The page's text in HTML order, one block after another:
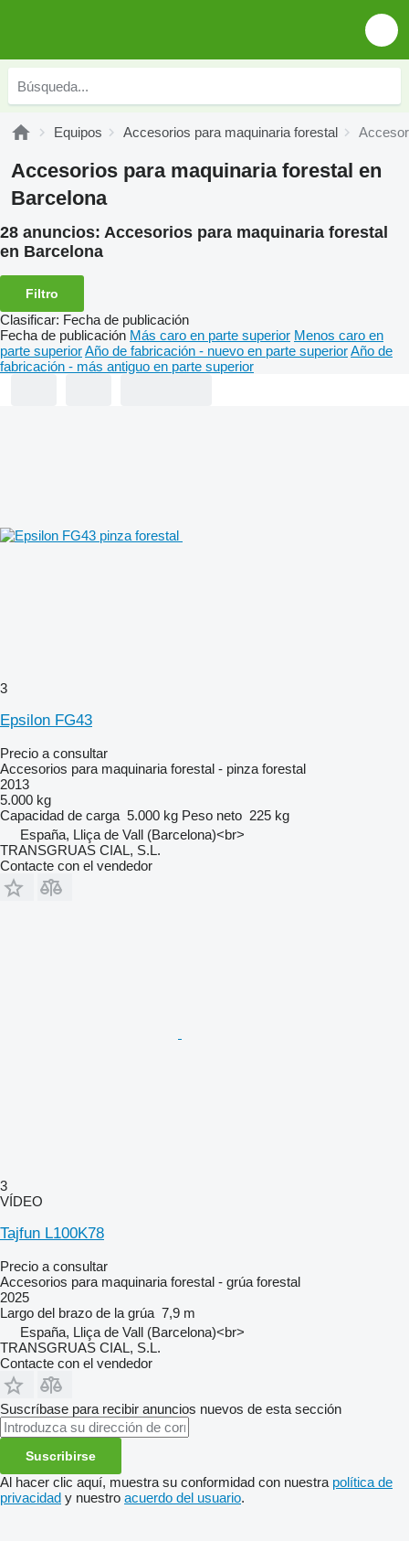
Equipos Accesorios para maquinaria forestal
Accesorios para maquinaria forestal en
Barcelona
28 anuncios: Accesorios para maquinaria forestal
en Barcelona
Filtro
Clasificar: Fecha de publicación
Fecha de publicación Más caro en parte superior Menos caro en
parte superiorAño de fabricación - nuevo en parte superiorAño de
fabricación - más antiguo en parte superior
3
Epsilon FG43
Precio a consultar
Accesorios para maquinaria forestal - pinza forestal
2013
5.000 kg
Capacidad de carga 5.000 kg Peso neto 225 kg
España, Lliça de Vall (Barcelona)<br>
TRANSGRUAS CIAL, S.L.
Contacte con el vendedor
3
VÍDEO
Tajfun L100K78
Precio a consultar
Accesorios para maquinaria forestal - grúa forestal
2025
Largo del brazo de la grúa 7,9 m
España, Lliça de Vall (Barcelona)<br>
TRANSGRUAS CIAL, S.L.
Contacte con el vendedor
Suscríbase para recibir anuncios nuevos de esta sección
Suscribirse
Al hacer clic aquí, muestra su conformidad con nuestra política de
privacidad y nuestro acuerdo del usuario.